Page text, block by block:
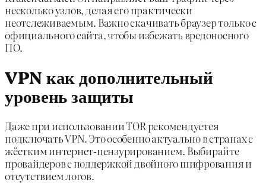
несколько узлов, делая его практически
неотслеживаемым. Важно скачивать браузер только с
официального сайта, чтобы избежать вредоносного
ПО.
VPN как дополнительный
уровень защиты
Даже при использовании TOR рекомендуется
подключать VPN. Это особенно актуально в странах с
жёстким интернет-цензурированием. Выбирайте
провайдеров с поддержкой двойного шифрования и
отсутствием логов.